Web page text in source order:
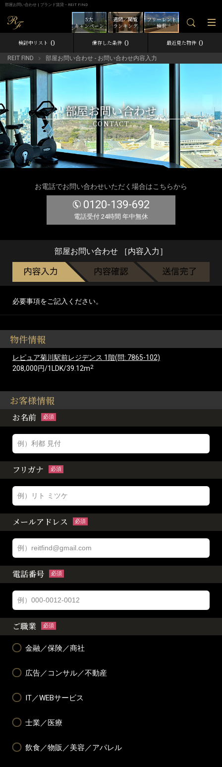
部屋お問い合わせ | ブランド賃貸－REIT FIND
フリーレント
検索
週間／閲覧
ランキング
5大
キャンペーン
検討中リスト 0 保存した条件 0 最近見た物件 0
REIT FIND 部屋お問い合わせ - お問い合わせ内容入力
部屋お問い合わせ
CONTACT
お電話でお問い合わせいただく場合はこちらから
0120-139-692
電話受付 24時間 年中無休
部屋お問い合わせ ［内容入力］
必要事項をご記入ください。
物件情報
レピュア菊川駅前レジデンス 1階(問: 7865-102)
208,000円/1LDK/39.12m2
お客様情報
お名前 必須
フリガナ 必須
メールアドレス 必須
電話番号 必須
ご職業 必須
金融／保険／商社
広告／コンサル／不動産
IT／WEBサービス
士業／医療
飲食／物販／美容／アパレル